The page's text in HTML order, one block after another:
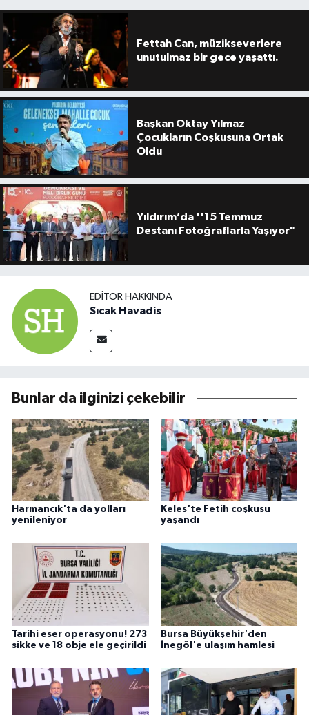
Fettah Can, müzikseverlere
unutulmaz bir gece yaşattı.
Başkan Oktay Yılmaz
Çocukların Coşkusuna Ortak
Oldu
Yıldırım’da ''15 Temmuz
Destanı Fotoğraflarla Yaşıyor"
EDITÖR HAKKINDA
Sıcak Havadis
Bunlar da ilginizi çekebilir
Harmancık'ta da yolları
yenileniyor
Keles'te Fetih coşkusu
yaşandı
Tarihi eser operasyonu! 273
sikke ve 18 obje ele geçirildi
Bursa Büyükşehir'den
İnegöl'e ulaşım hamlesi